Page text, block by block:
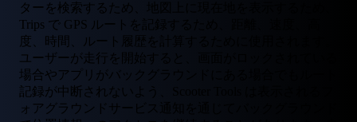
ターを検索するため、地図上に現在地を表示するため、
Trips で GPS ルートを記録するため、距離、速度、高
度、時間、ルート履歴を計算するために使用されます。
ユーザーが走行を開始すると、画面がロックされている
場合やアプリがバックグラウンドにある場合でもルート
記録が中断されないよう、Scooter Tools は表示されるフ
ォアグラウンドサービス通知を通じてバックグラウンド